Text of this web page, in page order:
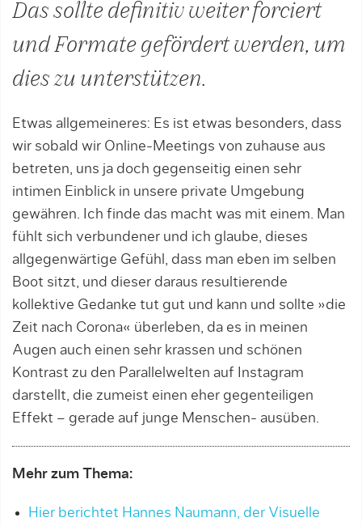
Das sollte definitiv weiter forciert
und Formate gefördert werden, um
dies zu unterstützen.
Etwas allgemeineres: Es ist etwas besonders, dass
wir sobald wir Online-Meetings von zuhause aus
betreten, uns ja doch gegenseitig einen sehr
intimen Einblick in unsere private Umgebung
gewähren. Ich finde das macht was mit einem. Man
fühlt sich verbundener und ich glaube, dieses
allgegenwärtige Gefühl, dass man eben im selben
Boot sitzt, und dieser daraus resultierende
kollektive Gedanke tut gut und kann und sollte »die
Zeit nach Corona« überleben, da es in meinen
Augen auch einen sehr krassen und schönen
Kontrast zu den Parallelwelten auf Instagram
darstellt, die zumeist einen eher gegenteiligen
Effekt – gerade auf junge Menschen- ausüben.
Mehr zum Thema:
Hier berichtet Hannes Naumann, der Visuelle